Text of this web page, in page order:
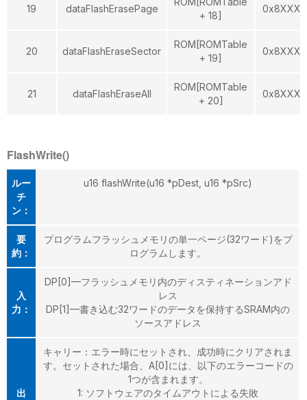
19 dataFlashErasePage
+ 18]
0x8XXX
20 dataFlashEraseSector
ROM[ROMTable
+ 19]
0x8XXX
21 dataFlashEraseAll
ROM[ROMTable
+ 20]
0x8XXX
FlashWrite()
ルー
チ
ン：
u16 flashWrite(u16 *pDest, u16 *pSrc)
要
約：
プログラムフラッシュメモリの単一ページ(32ワード)をプ
ログラムします。
入
力：
DP[0]—フラッシュメモリ内のディスティネーションアド
レス
DP[1]—書き込む32ワードのデータを保持するSRAM内の
ソースアドレス
出
キャリー：エラー時にセットされ、成功時にクリアされま
す。セットされた場合、A[0]には、以下のエラーコードの
1つが含まれます。
1: ソフトウェアのタイムアウトによる失敗